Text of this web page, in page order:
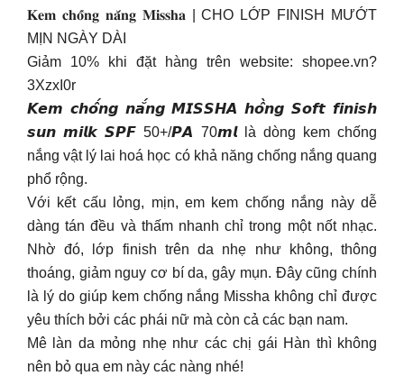
𝐊𝐞𝐦 𝐜𝐡𝐨̂́𝐧𝐠 𝐧𝐚̆́𝐧𝐠 𝐌𝐢𝐬𝐬𝐡𝐚 | CHO LỚP FINISH MƯỚT
MỊN NGÀY DÀI
Giảm 10% khi đặt hàng trên website: shopee.vn?
3XzxI0r
𝙆𝙚𝙢 𝙘𝙝𝙤̂́𝙣𝙜 𝙣𝙖̆́𝙣𝙜 𝙈𝙄𝙎𝙎𝙃𝘼 𝙝𝙤̂̀𝙣𝙜 𝙎𝙤𝙛𝙩 𝙛𝙞𝙣𝙞𝙨𝙝
𝙨𝙪𝙣 𝙢𝙞𝙡𝙠 𝙎𝙋𝙁 50+/𝙋𝘼 70𝙢𝙡 là dòng kem chống
nắng vật lý lai hoá học có khả năng chống nắng quang
phổ rộng.
Với kết cấu lỏng, mịn, em kem chống nắng này dễ
dàng tán đều và thấm nhanh chỉ trong một nốt nhạc.
Nhờ đó, lớp finish trên da nhẹ như không, thông
thoáng, giảm nguy cơ bí da, gây mụn. Đây cũng chính
là lý do giúp kem chống nắng Missha không chỉ được
yêu thích bởi các phái nữ mà còn cả các bạn nam.
Mê làn da mỏng nhẹ như các chị gái Hàn thì không
nên bỏ qua em này các nàng nhé!